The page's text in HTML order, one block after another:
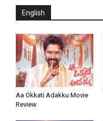
English
Aa Okkati Adakku Movie
Review